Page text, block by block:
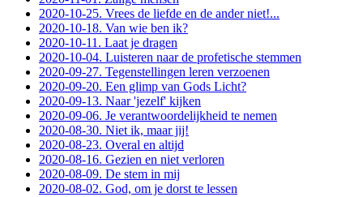
2020-10-25. Vrees de liefde en de ander niet!...
2020-10-18. Van wie ben ik?
2020-10-11. Laat je dragen
2020-10-04. Luisteren naar de profetische stemmen
2020-09-27. Tegenstellingen leren verzoenen
2020-09-20. Een glimp van Gods Licht?
2020-09-13. Naar 'jezelf' kijken
2020-09-06. Je verantwoordelijkheid te nemen
2020-08-30. Niet ik, maar jij!
2020-08-23. Overal en altijd
2020-08-16. Gezien en niet verloren
2020-08-09. De stem in mij
2020-08-02. God, om je dorst te lessen